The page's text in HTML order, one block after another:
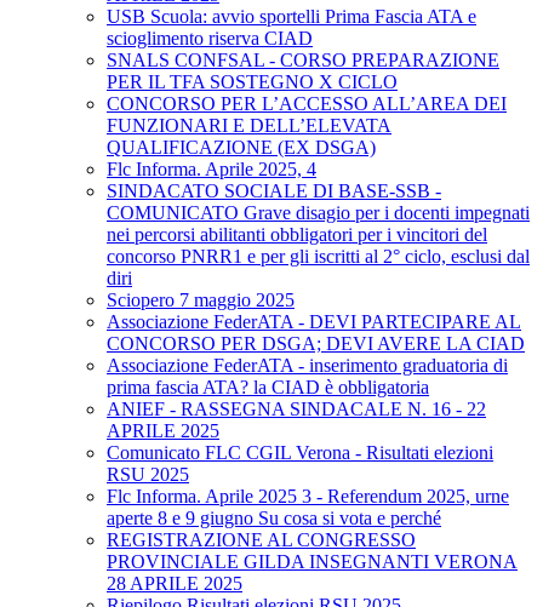
USB Scuola: avvio sportelli Prima Fascia ATA e
scioglimento riserva CIAD
SNALS CONFSAL - CORSO PREPARAZIONE
PER IL TFA SOSTEGNO X CICLO
CONCORSO PER L’ACCESSO ALL’AREA DEI
FUNZIONARI E DELL’ELEVATA
QUALIFICAZIONE (EX DSGA)
Flc Informa. Aprile 2025, 4
SINDACATO SOCIALE DI BASE-SSB -
COMUNICATO Grave disagio per i docenti impegnati
nei percorsi abilitanti obbligatori per i vincitori del
concorso PNRR1 e per gli iscritti al 2° ciclo, esclusi dal
diri
Sciopero 7 maggio 2025
Associazione FederATA - DEVI PARTECIPARE AL
CONCORSO PER DSGA; DEVI AVERE LA CIAD
Associazione FederATA - inserimento graduatoria di
prima fascia ATA? la CIAD è obbligatoria
ANIEF - RASSEGNA SINDACALE N. 16 - 22
APRILE 2025
Comunicato FLC CGIL Verona - Risultati elezioni
RSU 2025
Flc Informa. Aprile 2025 3 - Referendum 2025, urne
aperte 8 e 9 giugno Su cosa si vota e perché
REGISTRAZIONE AL CONGRESSO
PROVINCIALE GILDA INSEGNANTI VERONA
28 APRILE 2025